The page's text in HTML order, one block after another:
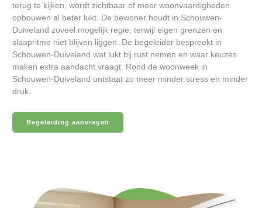
terug te kijken, wordt zichtbaar of meer woonvaardigheden
opbouwen al beter lukt. De bewoner houdt in Schouwen-
Duiveland zoveel mogelijk regie, terwijl eigen grenzen en
slaapritme niet blijven liggen. De begeleider bespreekt in
Schouwen-Duiveland wat lukt bij rust nemen en waar keuzes
maken extra aandacht vraagt. Rond de woonweek in
Schouwen-Duiveland ontstaat zo meer minder stress en minder
druk.
Begeleiding aanvragen